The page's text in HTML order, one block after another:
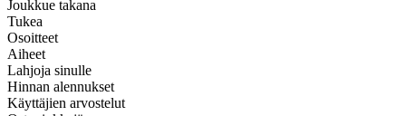
Joukkue takana
Tukea
Osoitteet
Aiheet
Lahjoja sinulle
Hinnan alennukset
Käyttäjien arvostelut